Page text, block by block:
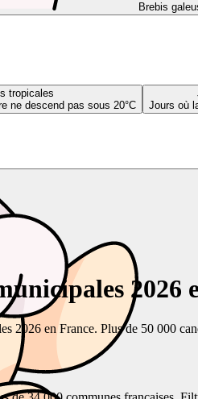
Brebis
tropicales
ne descend pas sous 20°C
Jours où
2026
2026 en France. Plus de 50 000